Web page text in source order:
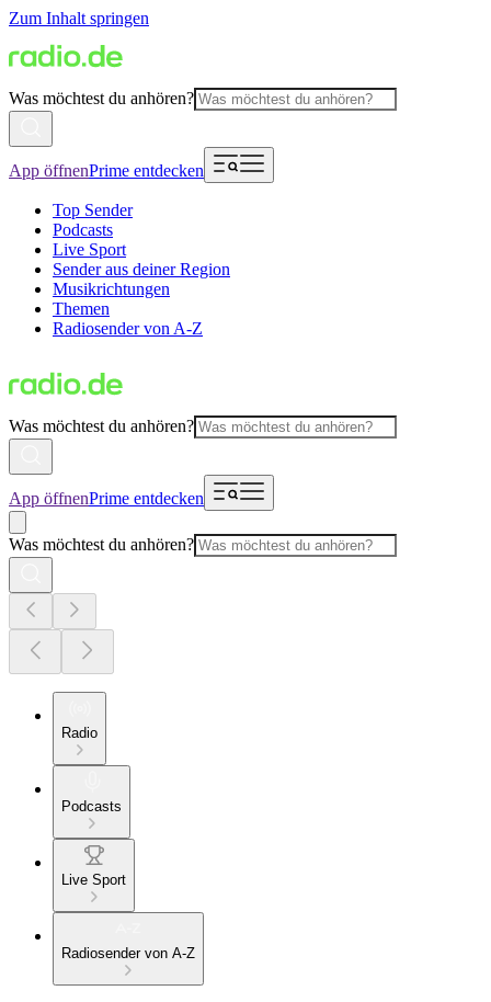
Zum Inhalt springen
Was möchtest du anhören?
App öffnenPrime entdecken
Top Sender
Podcasts
Live Sport
Sender aus deiner Region
Musikrichtungen
Themen
Radiosender von A-Z
Was möchtest du anhören?
App öffnenPrime entdecken
Was möchtest du anhören?
Radio
Podcasts
Live Sport
Radiosender von A-Z